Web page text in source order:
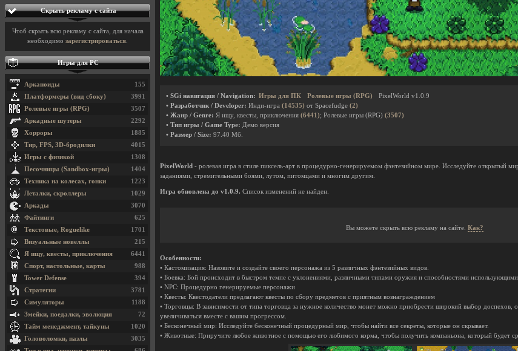
• SGi навигация / Navigation: Игры для ПК Ролевые игры (RPG)
PixelWorld v1.0.9
• Разработчик / Developer: Инди-игра (14535) от Spacefudge (2)
• Жанр / Genre: Я ищу, квесты, приключения (6441); Ролевые игры (RPG) (3507)
• Тип игры / Game Type: Демо версия
• Размер / Size: 97.40 Мб.
PixelWorld - ролевая игра в стиле пиксель-арт в процедурно-генерируемом фэнтезийном мире. Исследуйте открытый
заданиями, стремительными боями, лутом, питомцами и многим другим.
Игра обновлена до v1.0.9. Список изменений не найден.
Вы можете скрыть всю рекламу на сайте. Как?
Особенности:
• Кастомизация: Назовите и создайте своего персонажа из 5 различных фэнтезийных видов.
• Боевка: Бой происходит в быстром темпе с уклонениями, различными типами оружия и способностями использующими
• NPC: Процедурно генерируемые персонажи
• Квесты: Квестодатели предлагают квесты по сбору предметов с приятным вознаграждением
• Торговцы: В зависимости от типа торговца за нужное количество монет можно приобрести широкий выбор
увеличиваться вместе с вашим прогрессом.
• Бесконечный мир: Исследуйте бесконечный процедурный мир, чтобы найти все секреты, которые он скрывает.
• Животные: Приручите любое животное с помощью его любимого корма, чтобы получить компаньона, который будет
Скрыть рекламу с сайта
Чтоб скрыть всю рекламу с сайта, для начала
необходимо зарегистрироваться
Игры для PC
155
Арканоиды
3991
Платформеры (вид сбоку)
3507
Ролевые игры (RPG)
2292
Аркадные шутеры
1885
Хорроры
4015
Тир, FPS, 3D-бродилки
1308
Игры с физикой
1404
Песочницы (Sandbox-игры)
1223
Техника на колесах, гонки
1029
Леталки, скроллеры
3070
Аркады
625
Файтинги
1701
Текстовые, Roguelike
215
Визуальные новеллы
6441
Я ищу, квесты, приключения
988
Спорт, настольные, карты
394
Tower Defense
3781
Стратегии
1188
Симуляторы
72
Змейки, поедалки, эволюция
1020
Тайм менеджмент, тайкуны
3035
Головоломки, пазлы